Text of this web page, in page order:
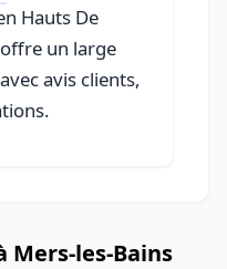
Hauts De
un large
avis clients,
Mers-les-Bains